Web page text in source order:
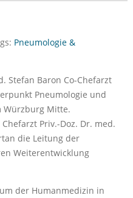
Pneumologie &
Stefan Baron Co-Chefarzt
Pneumologie und
Würzburg Mitte.
Priv.-Doz. Dr. med.
die Leitung der
Weiterentwicklung
der Humanmedizin in